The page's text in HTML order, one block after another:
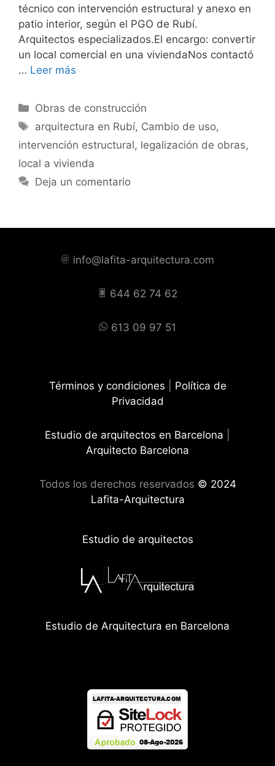
técnico con intervención estructural y anexo en
patio interior, según el PGO de Rubí.
Arquitectos especializados.El encargo: convertir
un local comercial en una viviendaNos contactó
… Leer más
Categorías
Obras de construcción
Etiquetas
arquitectura en Rubí, Cambio de uso,
intervención estructural, legalización de obras,
local a vivienda
Deja un comentario
info@lafita-arquitectura.com
644 62 74 62
613 09 97 51
Términos y condiciones
Política de
Privacidad
Estudio de arquitectos en Barcelona
Arquitecto Barcelona
Todos los derechos reservados © 2024
Lafita-Arquitectura
Estudio de arquitectos
Estudio de Arquitectura en Barcelona